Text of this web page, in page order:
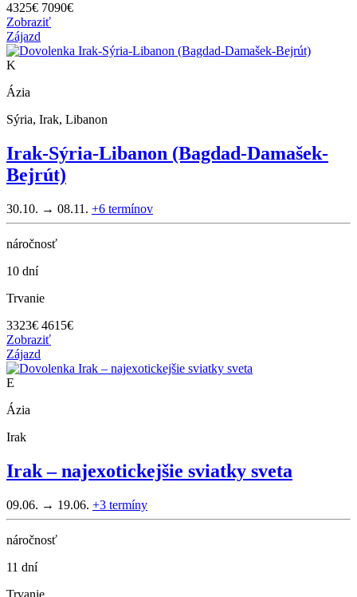
4325€ 7090€
Zobraziť
Zájazd
K
Ázia
Sýria, Irak, Libanon
Irak-Sýria-Libanon (Bagdad-Damašek-
Bejrút)
30.10. → 08.11. +6 termínov
náročnosť
10 dní
Trvanie
3323€ 4615€
Zobraziť
Zájazd
E
Ázia
Irak
Irak – najexotickejšie sviatky sveta
09.06. → 19.06. +3 termíny
náročnosť
11 dní
Trvanie